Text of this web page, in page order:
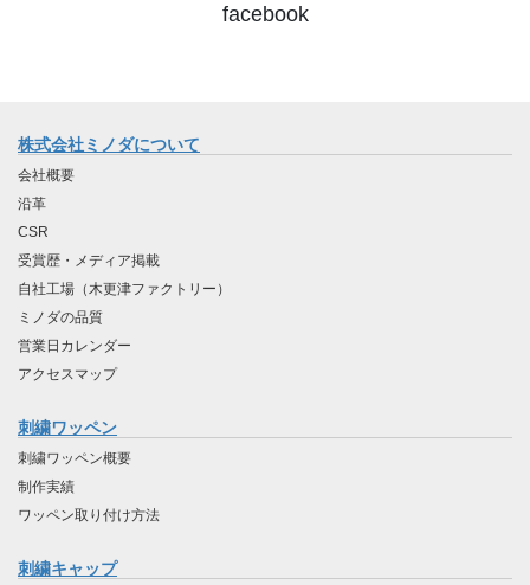
facebook
株式会社ミノダについて
会社概要
沿革
CSR
受賞歴・メディア掲載
自社工場（木更津ファクトリー）
ミノダの品質
営業日カレンダー
アクセスマップ
刺繍ワッペン
刺繍ワッペン概要
制作実績
ワッペン取り付け方法
刺繍キャップ